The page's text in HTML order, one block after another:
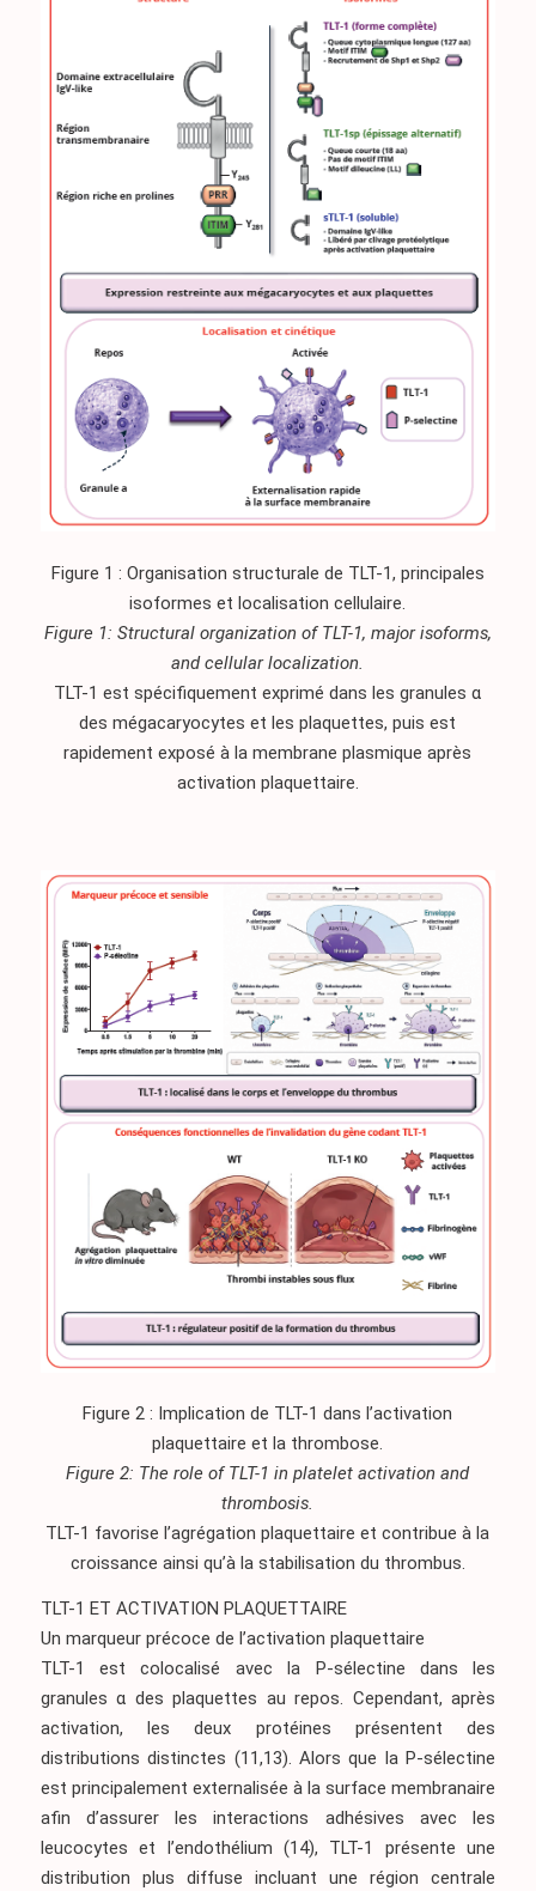
Figure 1 : Organisation structurale de TLT-1, principales
isoformes et localisation cellulaire.
Figure 1: Structural organization of TLT-1, major isoforms,
and cellular localization.
TLT-1 est spécifiquement exprimé dans les granules α
des mégacaryocytes et les plaquettes, puis est
rapidement exposé à la membrane plasmique après
activation plaquettaire.
Figure 2 : Implication de TLT-1 dans l’activation
plaquettaire et la thrombose.
Figure 2: The role of TLT-1 in platelet activation and
thrombosis.
TLT-1 favorise l’agrégation plaquettaire et contribue à la
croissance ainsi qu’à la stabilisation du thrombus.
TLT-1 ET ACTIVATION PLAQUETTAIRE
Un marqueur précoce de l’activation plaquettaire
TLT-1 est colocalisé avec la P-sélectine dans les
granules α des plaquettes au repos. Cependant, après
activation, les deux protéines présentent des
distributions distinctes (11,13). Alors que la P-sélectine
est principalement externalisée à la surface membranaire
afin d’assurer les interactions adhésives avec les
leucocytes et l’endothélium (14), TLT-1 présente une
distribution plus diffuse incluant une région centrale